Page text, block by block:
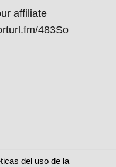
affiliate
483So
del uso de la